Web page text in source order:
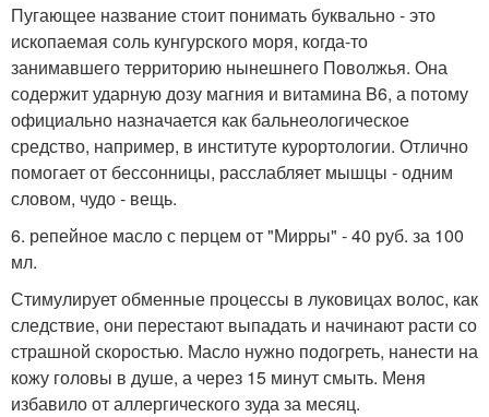
Пугающее название стоит понимать буквально - это
ископаемая соль кунгурского моря, когда-то
занимавшего территорию нынешнего Поволжья. Она
содержит ударную дозу магния и витамина B6, а потому
официально назначается как бальнеологическое
средство, например, в институте курортологии. Отлично
помогает от бессонницы, расслабляет мышцы - одним
словом, чудо - вещь.
6. репейное масло с перцем от "Мирры" - 40 руб. за 100
мл.
Стимулирует обменные процессы в луковицах волос, как
следствие, они перестают выпадать и начинают расти со
страшной скоростью. Масло нужно подогреть, нанести на
кожу головы в душе, а через 15 минут смыть. Меня
избавило от аллергического зуда за месяц.